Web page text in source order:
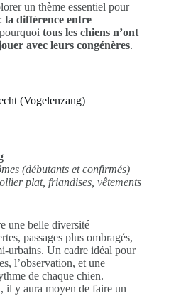
un thème essentiel pour
la différence entre
tous les chiens n’ont
avec leurs congénères.
(Vogelenzang)
(débutants et confirmés)
plat, friandises, vêtements
une belle diversité
passages plus ombragés,
Un cadre idéal pour
l’observation, et une
de chaque chien.
il y aura moyen de faire un